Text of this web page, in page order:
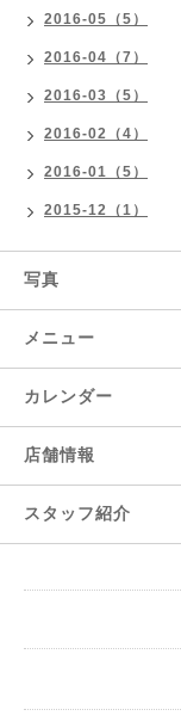
2016-05（5）
2016-04（7）
2016-03（5）
2016-02（4）
2016-01（5）
2015-12（1）
写真
メニュー
カレンダー
店舗情報
スタッフ紹介